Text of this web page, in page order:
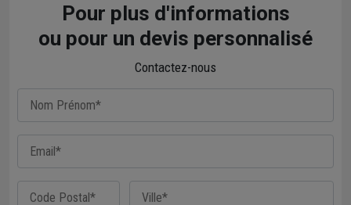
Pour plus d'informations
ou pour un devis personnalisé
Contactez-nous